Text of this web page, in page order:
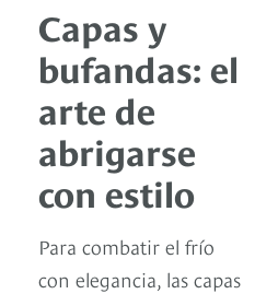
Capas y
bufandas: el
arte de
abrigarse
con estilo
Para combatir el frío
con elegancia, las capas